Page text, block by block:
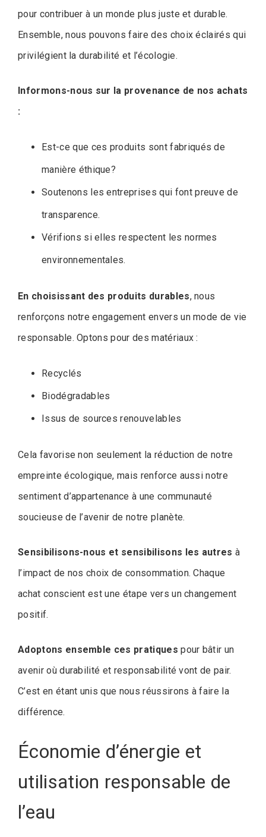
pour contribuer à un monde plus juste et durable.
Ensemble, nous pouvons faire des choix éclairés qui
privilégient la durabilité et l’écologie.
Informons-nous sur la provenance de nos achats
:
Est-ce que ces produits sont fabriqués de
manière éthique?
Soutenons les entreprises qui font preuve de
transparence.
Vérifions si elles respectent les normes
environnementales.
En choisissant des produits durables, nous
renforçons notre engagement envers un mode de vie
responsable. Optons pour des matériaux :
Recyclés
Biodégradables
Issus de sources renouvelables
Cela favorise non seulement la réduction de notre
empreinte écologique, mais renforce aussi notre
sentiment d’appartenance à une communauté
soucieuse de l’avenir de notre planète.
Sensibilisons-nous et sensibilisons les autres à
l’impact de nos choix de consommation. Chaque
achat conscient est une étape vers un changement
positif.
Adoptons ensemble ces pratiques pour bâtir un
avenir où durabilité et responsabilité vont de pair.
C’est en étant unis que nous réussirons à faire la
différence.
Économie d’énergie et
utilisation responsable de
l’eau